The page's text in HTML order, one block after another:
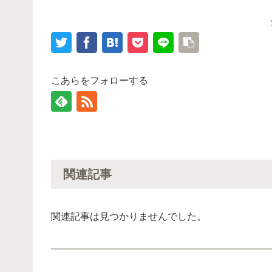
こあらをフォローする
関連記事
関連記事は見つかりませんでした。